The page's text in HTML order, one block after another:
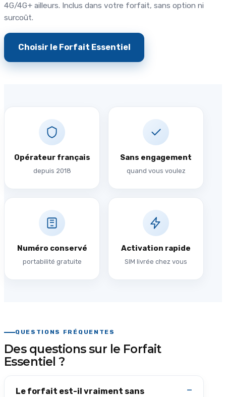
4G/4G+ ailleurs. Inclus dans votre forfait, sans option ni
surcoût.
Choisir le Forfait Essentiel
Opérateur français
depuis 2018
Sans engagement
quand vous voulez
Numéro conservé
portabilité gratuite
Activation rapide
SIM livrée chez vous
QUESTIONS FRÉQUENTES
Des questions sur le Forfait
Essentiel ?
Le forfait est-il vraiment sans